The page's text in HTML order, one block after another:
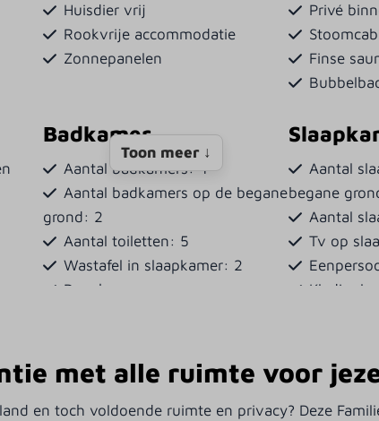
Huisdier vrij
Rookvrije accommodatie
Zonnepanelen
Privé
Finse
Badkamer
Aantal badkamers: 4
Aantal badkamers op de begane
grond: 2
Aantal toiletten: 5
Wastafel in slaapkamer: 2
Douche
persoon
Ligbad
Wastafel: 8
Aantal
begane
Aantal
Tv op
Toon meer ↓
met alle ruimte voor
en toch voldoende ruimte en privacy? Deze